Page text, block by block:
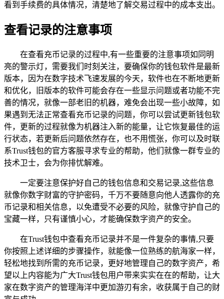
看到手续费的具体情况，清楚地了解交易过程中的成本支出。
查看记录的注意事项
在查看充币记录的过程中,有一些重要的注意事项如同明
亮的警示灯，需要我们时刻关注，要确保你的钱包软件是最新
版本，因为在数字技术飞速发展的今天，软件也在不断地更新
和优化，旧版本的软件可能会存在一些显示问题或者功能不完
善的情况，就像一部老旧的机器，难免会出现一些小故障，如
果遇到无法正常查看充币记录的问题，你可以尝试更新钱包软
件，更新的过程就像为机器注入新的能量，让它恢复最佳的运
行状态，若更新后问题依然存在，也不用慌张，你可以及时联
系Trust钱包的官方客服寻求专业的帮助，他们就像一群专业的
技术卫士，会为你排忧解难。
一定要注意保护好自己的钱包信息和交易记录,这些信息
就像你数字财富的守护密码，千万不要随意向他人透露你的充
币记录和相关信息，以免遭受不必要的风险，就像守护自己的
宝藏一样，只有谨慎小心，才能确保数字资产的安全。
在Trust钱包中查看充币记录并不是一件复杂的事情,只要
你按照上述详细的步骤操作，就能像一位熟练的航海家一样，
轻松地找到所需的充币记录，更好地管理自己的数字资产，希
望以上内容能为广大Trust钱包用户带来实实在在的帮助，让大
家在数字资产的管理海洋中更加游刃有余，收获属于自己的财